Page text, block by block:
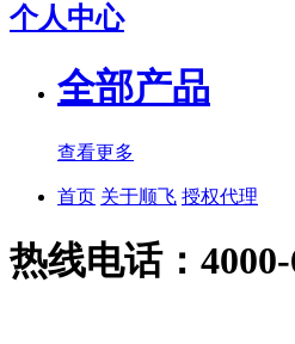
个人中心
全部产品
查看更多
首页 关于顺飞 授权代理
热线电话：4000-